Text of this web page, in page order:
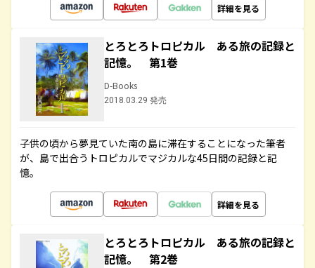
詳細を見る
とろとろトロピカル ある旅の記録と
記憶。 第1巻
D-Books
2018.03.29 発売
子供の頃から夢見ていた南の島に滞在することになった筆者
が、島で出合うトロピカルでマジカルな45日間の記録と記
憶。
詳細を見る
とろとろトロピカル ある旅の記録と
記憶。 第2巻